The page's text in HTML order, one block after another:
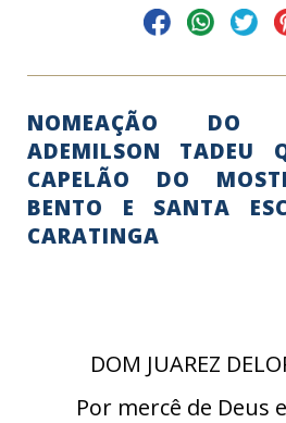
NOMEAÇÃO DO
ADEMILSON TADEU
CAPELÃO DO
BENTO E SANTA
CARATINGA
DOM JUAREZ
Por mercê de Deus